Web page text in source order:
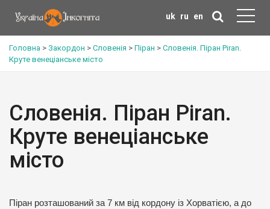
uk ru en
Головна > Закордон > Словенія > Піран > Словенія. Піран Piran.
Круте венеціанське місто
Словенія. Піран Piran.
Круте венеціанське
місто
Піран розташований за 7 км від кордону із Хорватією, а до